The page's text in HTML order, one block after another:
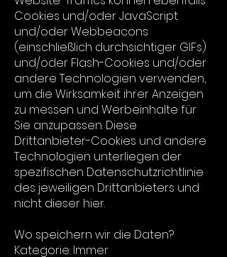
Cookies und/oder JavaScript
und/oder Webbeacons
(einschließlich durchsichtiger GIFs)
und/oder Flash-Cookies und/oder
andere Technologien verwenden,
um die Wirksamkeit ihrer Anzeigen
zu messen und Werbeinhalte für
Sie anzupassen. Diese
Drittanbieter-Cookies und andere
Technologien unterliegen der
spezifischen Datenschutzrichtlinie
des jeweiligen Drittanbieters und
nicht dieser hier.
Wo speichern wir die Daten?
Kategorie: Immer